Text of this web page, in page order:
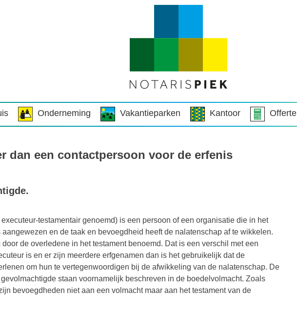
Onderneming Vakantieparken Kantoor Offerte
dan een contactpersoon voor de erfenis
testamentair genoemd) is een persoon of een organisatie die in het
en de taak en bevoegdheid heeft de nalatenschap af te wikkelen.
de overledene in het testament benoemd. Dat is een verschil met een
is en er zijn meerdere erfgenamen dan is het gebruikelijk dat de
om hun te vertegenwoordigen bij de afwikkeling van de nalatenschap. De
staan voornamelijk beschreven in de boedelvolmacht. Zoals
bevoegdheden niet aan een volmacht maar aan het testament van de